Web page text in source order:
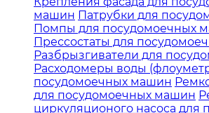
машин Патрубки для
Помпы для посудомоечных
Прессостаты для
Разбрызгиватели для
Расходомеры воды
посудомоечных машин
для посудомоечных машин
циркуляционого насоса для